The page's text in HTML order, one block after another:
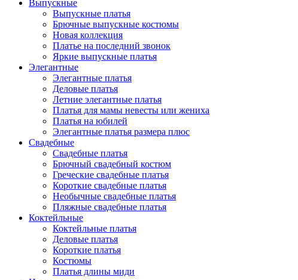
Выпускные
Выпускные платья
Брючные выпускные костюмы
Новая коллекция
Платье на последний звонок
Яркие выпускные платья
Элегантные
Элегантные платья
Деловые платья
Летние элегантные платья
Платья для мамы невесты или жениха
Платья на юбилей
Элегантные платья размера плюс
Свадебные
Свадебные платья
Брючный свадебный костюм
Греческие свадебные платья
Короткие свадебные платья
Необычные свадебные платья
Пляжные свадебные платья
Коктейльные
Коктейльные платья
Деловые платья
Короткие платья
Костюмы
Платья длины миди